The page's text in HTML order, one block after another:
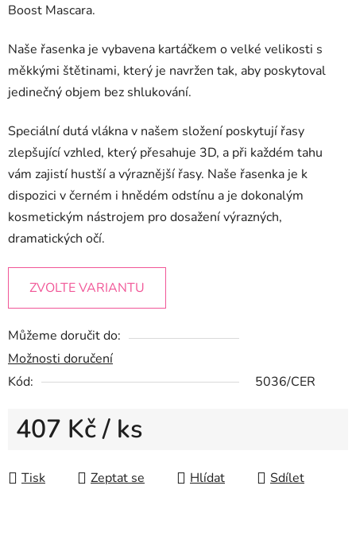
Boost Mascara.
Naše řasenka je vybavena kartáčkem o velké velikosti s
měkkými štětinami, který je navržen tak, aby poskytoval
jedinečný objem bez shlukování.
Speciální dutá vlákna v našem složení poskytují řasy
zlepšující vzhled, který přesahuje 3D, a při každém tahu
vám zajistí hustší a výraznější řasy. Naše řasenka je k
dispozici v černém i hnědém odstínu a je dokonalým
kosmetickým nástrojem pro dosažení výrazných,
dramatických očí.
ZVOLTE VARIANTU
Můžeme doručit do:
Možnosti doručení
Kód:
5036/CER
407 Kč/ ks
Tisk
Zeptat se Hlídat Sdílet